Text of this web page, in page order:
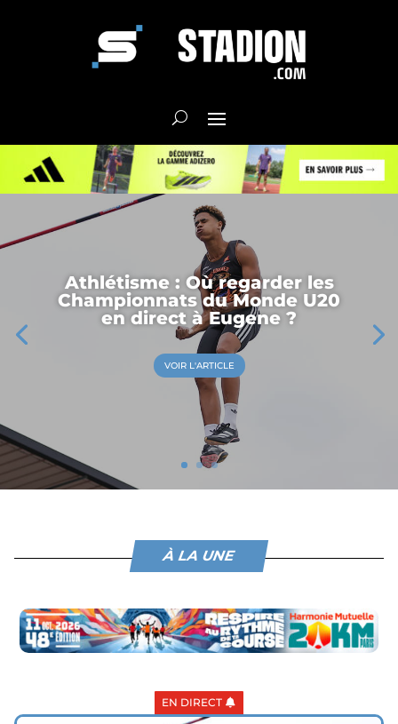
Athlétisme : Où regarder les
Championnats du Monde U20
en direct à Eugene ?
VOIR L'ARTICLE
À LA UNE
EN DIRECT